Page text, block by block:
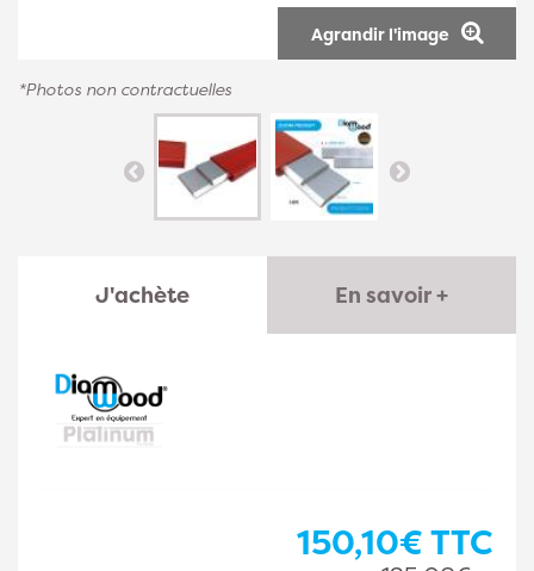
Agrandir l'image
*Photos non contractuelles
J'achète En savoir +
150,10€TTC